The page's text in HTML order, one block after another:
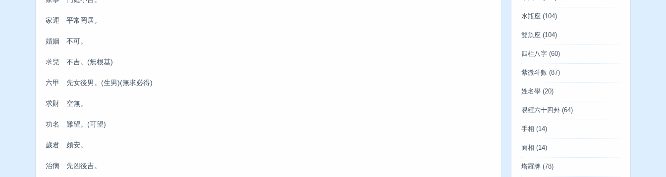
家運 平常罔居。
婚姻 不可。
求兒 不吉。(無根基)
六甲 先女後男。(生男)(無求必得)
求財 空無。
功名 難望。(可望)
歲君 頗安。
治病 先凶後吉。
水瓶座 (104)
雙魚座 (104)
四柱八字 (60)
紫微斗數 (87)
姓名學 (20)
易經六十四卦 (64)
手相 (14)
面相 (14)
塔羅牌 (78)